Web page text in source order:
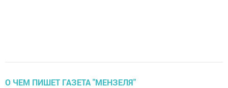
О ЧЕМ ПИШЕТ ГАЗЕТА "МЕНЗЕЛЯ"